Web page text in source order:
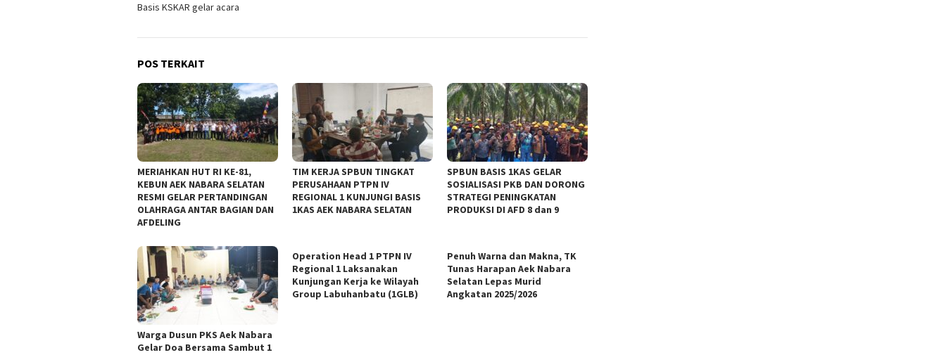
Basis KSKAR gelar acara
POS TERKAIT
MERIAHKAN HUT RI KE-81,
KEBUN AEK NABARA SELATAN
RESMI GELAR PERTANDINGAN
OLAHRAGA ANTAR BAGIAN DAN
AFDELING
TIM KERJA SPBUN TINGKAT
PERUSAHAAN PTPN IV
REGIONAL 1 KUNJUNGI BASIS
1KAS AEK NABARA SELATAN
‎SPBUN BASIS 1KAS GELAR
SOSIALISASI PKB DAN DORONG
STRATEGI PENINGKATAN
PRODUKSI DI AFD 8 dan 9
‎Warga Dusun PKS Aek Nabara
Gelar Doa Bersama Sambut 1
Operation Head 1 PTPN IV
Regional 1 Laksanakan
Kunjungan Kerja ke Wilayah
Group Labuhanbatu (1GLB)
Penuh Warna dan Makna, TK
Tunas Harapan Aek Nabara
Selatan Lepas Murid
Angkatan 2025/2026